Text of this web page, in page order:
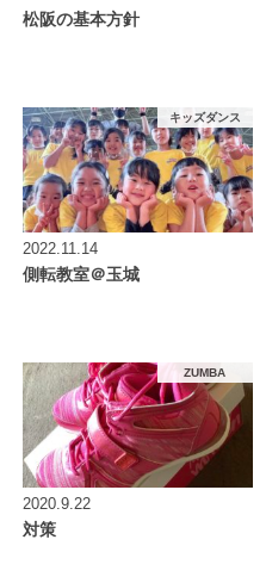
松阪の基本方針
キッズダンス
2022.11.14
側転教室＠玉城
ZUMBA
2020.9.22
対策